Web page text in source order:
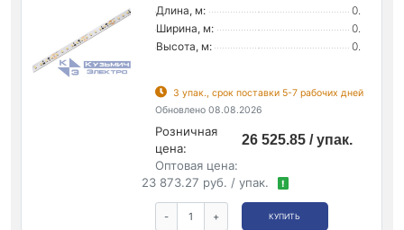
Длина, м:
0.
Ширина, м:
0.
Высота, м:
0.
3 упак., срок поставки 5-7 рабочих дней
Обновлено 08.08.2026
Розничная
цена:
26 525.85 / упак.
Оптовая цена:
23 873.27 руб. / упак.
!
- + КУПИТЬ